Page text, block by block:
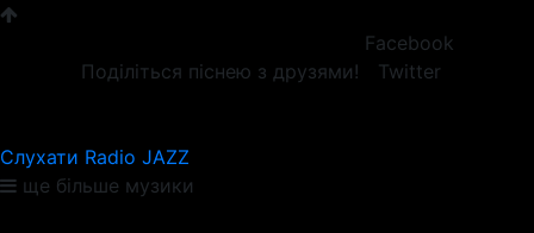
Поділіться піснею з друзями!
Facebook
Twitter
Слухати Radio JAZZ
ще більше музики